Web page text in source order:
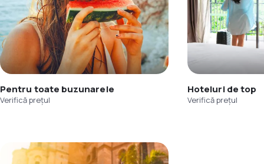
Pentru toate buzunarele
Verifică prețul
Hoteluri de top
Verifică prețul